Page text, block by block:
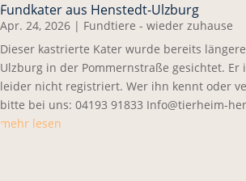
Fundkater aus Henstedt-Ulzburg
Apr. 24, 2026 | Fundtiere - wieder zuhause
Dieser kastrierte Kater wurde bereits
Ulzburg in der Pommernstraße gesichtet. Er
leider nicht registriert. Wer ihn kennt oder
bitte bei uns: 04193 91833 Info@tierheim-
mehr lesen